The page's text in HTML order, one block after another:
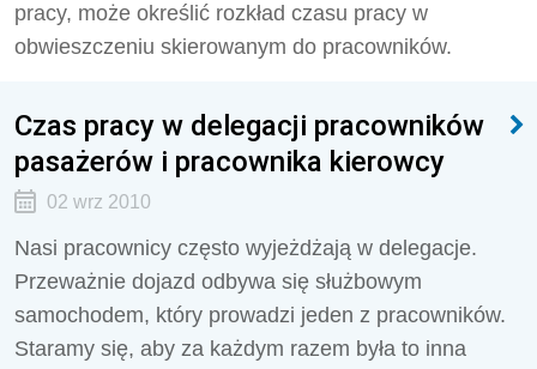
pracy, może określić rozkład czasu pracy w
obwieszczeniu skierowanym do pracowników.
Czas pracy w delegacji pracowników
pasażerów i pracownika kierowcy
02 wrz 2010
Nasi pracownicy często wyjeżdżają w delegacje.
Przeważnie dojazd odbywa się służbowym
samochodem, który prowadzi jeden z pracowników.
Staramy się, aby za każdym razem była to inna